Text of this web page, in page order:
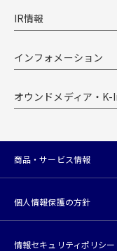
IR情報
インフォメーション
オウンドメディア・
商品・サービス情報
個人情報保護の方針
情報セキュリティポリシー